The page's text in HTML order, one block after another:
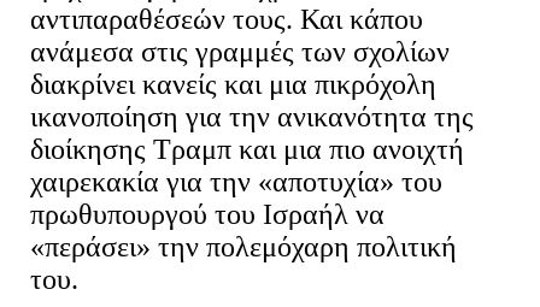
αντιπαραθέσεών τους. Και κάπου
ανάμεσα στις γραμμές των σχολίων
διακρίνει κανείς και μια πικρόχολη
ικανοποίηση για την ανικανότητα της
διοίκησης Τραμπ και μια πιο ανοιχτή
χαιρεκακία για την «αποτυχία» του
πρωθυπουργού του Ισραήλ να
«περάσει» την πολεμόχαρη πολιτική
του.